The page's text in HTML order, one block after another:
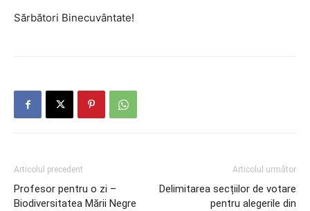
Sărbători Binecuvântate!
Articolul precedent
Profesor pentru o zi –
Biodiversitatea Mării Negre
Articolul următor
Delimitarea secțiilor de votare
pentru alegerile din